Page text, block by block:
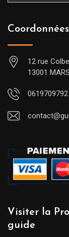
Coordonnées
12 rue
13001
0619709792
Visiter la
guide